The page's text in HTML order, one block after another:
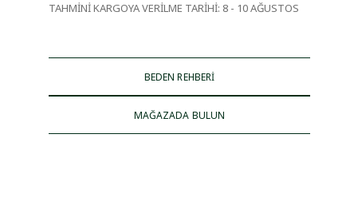
TAHMİNİ KARGOYA VERİLME TARİHİ: 8 - 10 AĞUSTOS
BEDEN REHBERİ
MAĞAZADA BULUN